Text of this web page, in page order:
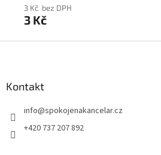
3 Kč bez DPH
3 Kč
Kontakt
info@spokojenakancelar.cz
+420 737 207 892